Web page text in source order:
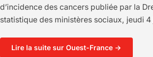
d’incidence des cancers publiée par la
statistique des ministères sociaux, jeudi 4
Lire la suite sur Ouest-France →